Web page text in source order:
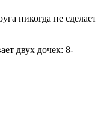
никогда не сделает
двух дочек: 8-